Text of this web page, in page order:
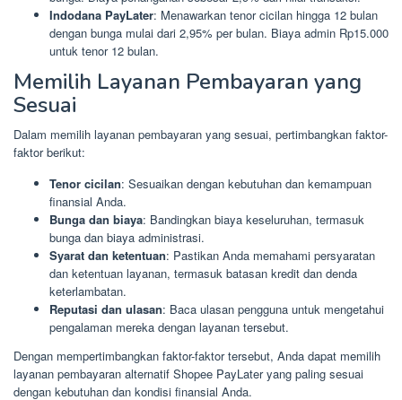
Indodana PayLater: Menawarkan tenor cicilan hingga 12 bulan
dengan bunga mulai dari 2,95% per bulan. Biaya admin Rp15.000
untuk tenor 12 bulan.
Memilih Layanan Pembayaran yang
Sesuai
Dalam memilih layanan pembayaran yang sesuai, pertimbangkan faktor-
faktor berikut:
Tenor cicilan: Sesuaikan dengan kebutuhan dan kemampuan
finansial Anda.
Bunga dan biaya: Bandingkan biaya keseluruhan, termasuk
bunga dan biaya administrasi.
Syarat dan ketentuan: Pastikan Anda memahami persyaratan
dan ketentuan layanan, termasuk batasan kredit dan denda
keterlambatan.
Reputasi dan ulasan: Baca ulasan pengguna untuk mengetahui
pengalaman mereka dengan layanan tersebut.
Dengan mempertimbangkan faktor-faktor tersebut, Anda dapat memilih
layanan pembayaran alternatif Shopee PayLater yang paling sesuai
dengan kebutuhan dan kondisi finansial Anda.